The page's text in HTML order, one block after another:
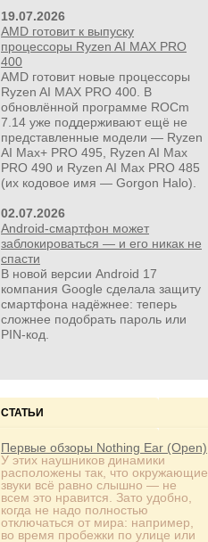
19.07.2026
AMD готовит к выпуску
процессоры Ryzen AI MAX PRO
400
AMD готовит новые процессоры
Ryzen AI MAX PRO 400. В
обновлённой программе ROCm
7.14 уже поддерживают ещё не
представленные модели — Ryzen
AI Max+ PRO 495, Ryzen AI Max
PRO 490 и Ryzen AI Max PRO 485
(их кодовое имя — Gorgon Halo).
02.07.2026
Android-смартфон может
заблокироваться — и его никак не
спасти
В новой версии Android 17
компания Google сделала защиту
смартфона надёжнее: теперь
сложнее подобрать пароль или
PIN‑код.
СТАТЬИ
Первые обзоры Nothing Ear (Open)
У этих наушников динамики
расположены так, что окружающие
звуки всё равно слышно — не
всем это нравится. Зато удобно,
когда не надо полностью
отключаться от мира: например,
во время пробежки по улице или